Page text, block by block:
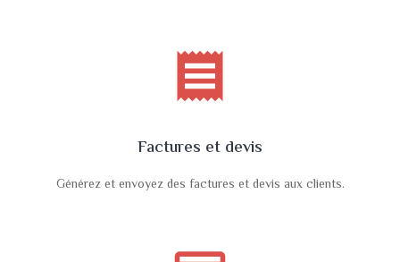
receipt
Factures et devis
Générez et envoyez des factures et devis aux clients.